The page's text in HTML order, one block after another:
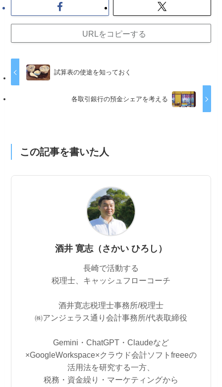
URLをコピーする
試算表の使途を知っておく
各取引銀行の預金シェアを考える
この記事を書いた人
酒井 寛志（さかい ひろし）
長崎で活動する
税理士、キャッシュフローコーチ
酒井寛志税理士事務所/税理士
㈱アンジェラス通り会計事務所/代表取締役
Gemini・ChatGPT・Claudeなど
×GoogleWorkspace×クラウド会計ソフトfreeeの
活用法を研究する一方、
税務・資金繰り・マーケティングから